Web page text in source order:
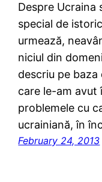
Despre Ucraina
special de
urmează,
niciul din
descriu pe
care le-am avut
problemele cu
ucrainiană, în
February 24, 2013